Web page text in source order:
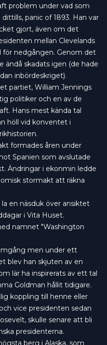
problem under vad som
panic of 1893. Han var
gjort, även om det
mellan Clevelands
för nedgången. Genom det
ändå skadats igen (de hade
inbördeskriget).
partiet, William Jennings
politiker och en av de
Hans mest kända tal
höll vid konventet i
formades åren under
Spanien som avslutade
Ändringar i ekonmin ledde
stormakt att räkna
en näsduk över ansiktet
i Vita Huset.
namnet "Washington
men under ett
blev han skjuten av en
lär ha inspirerats av ett tal
Goldman hållit tidigare.
koppling till henne eller
vice presidenten sedan
skulle senare att bli
presidenterna.
berg i Alaska, som